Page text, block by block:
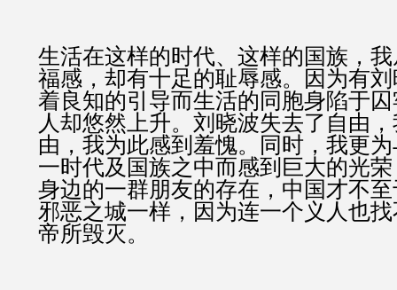
生活在这样的时代、这样的国族，
福感，却有十足的耻辱感。因为有
着良知的引导而生活的同胞身陷于
人却悠然上升。刘晓波失去了自由
由，我为此感到羞愧。同时，我更
一时代及国族之中而感到巨大的光
身边的一群朋友的存在，中国才不
邪恶之城一样，因为连一个义人也
帝所毁灭。